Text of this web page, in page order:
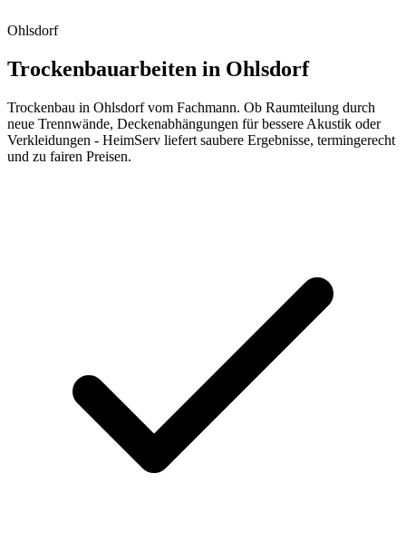
Ohlsdorf
Trockenbauarbeiten in Ohlsdorf
Trockenbau in Ohlsdorf vom Fachmann. Ob Raumteilung durch
neue Trennwände, Deckenabhängungen für bessere Akustik oder
Verkleidungen - HeimServ liefert saubere Ergebnisse, termingerecht
und zu fairen Preisen.